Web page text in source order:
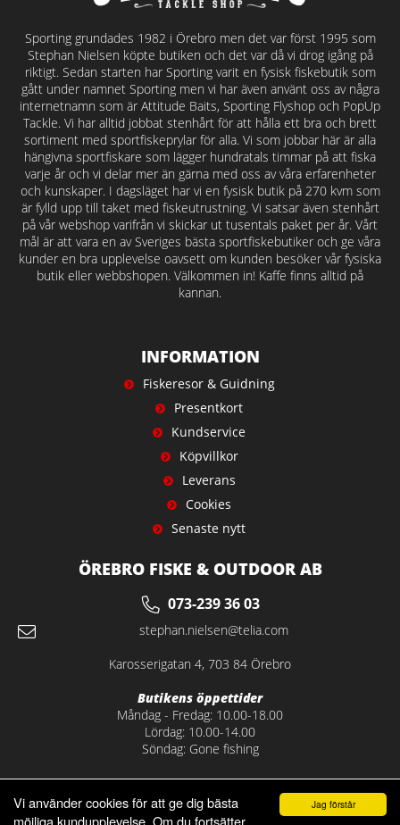
Jag förstår
Vi använder cookies för att ge dig bästa
möjliga kundupplevelse. Om du fortsätter
Sporting grundades 1982 i Örebro men det var först 1995 som
Stephan Nielsen köpte butiken och det var då vi drog igång på
riktigt. Sedan starten har Sporting varit en fysisk fiskebutik som
gått under namnet Sporting men vi har även använt oss av några
internetnamn som är Attitude Baits, Sporting Flyshop och PopUp
Tackle. Vi har alltid jobbat stenhårt för att hålla ett bra och brett
sortiment med sportfiskeprylar för alla. Vi som jobbar här är alla
hängivna sportfiskare som lägger hundratals timmar på att fiska
varje år och vi delar mer än gärna med oss av våra erfarenheter
och kunskaper. I dagsläget har vi en fysisk butik på 270 kvm som
är fylld upp till taket med fiskeutrustning. Vi satsar även stenhårt
på vår webshop varifrån vi skickar ut tusentals paket per år. Vårt
mål är att vara en av Sveriges bästa sportfiskebutiker och ge våra
kunder en bra upplevelse oavsett om kunden besöker vår fysiska
butik eller webbshopen. Välkommen in! Kaffe finns alltid på
kannan.
INFORMATION
Fiskeresor & Guidning
Presentkort
Kundservice
Köpvillkor
Leverans
Cookies
Senaste nytt
ÖREBRO FISKE & OUTDOOR AB
073-239 36 03
stephan.nielsen@telia.com
Karosserigatan 4, 703 84 Örebro
Butikens öppettider
Måndag - Fredag: 10.00-18.00
Lördag: 10.00-14.00
Söndag: Gone fishing